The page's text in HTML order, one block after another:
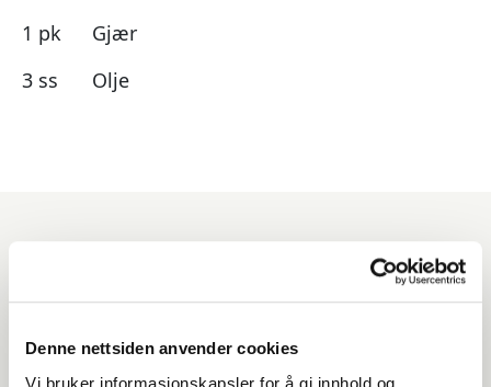
Denne nettsiden anvender cookies
Vi bruker informasjonskapsler for å gi innhold og
1 pk
Gjær
3 ss
Olje
Produkter du kan benytte